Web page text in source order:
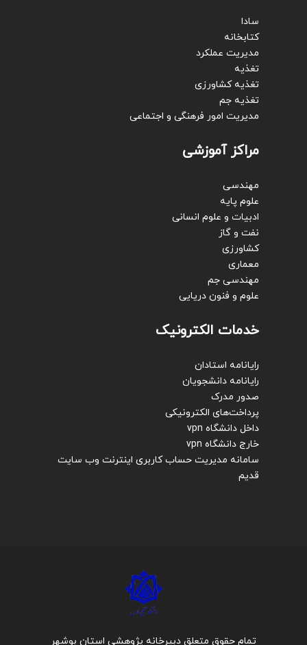
سادا
کتابخانه
مدیریت عملکرد
تغذیه
تغذیه کشاورزی
تغذیه جم
مدیریت امور فرهنگی و اجتماعی
مراکز آموزشی
مهندسی
علوم پایه
ادبیات و علوم انسانی
نفت و گاز
کشاورزی
معماری
مهندسی جم
علوم و فنون دریایی
خدمات الکترونیک
رایانامه استادان
رایانامه دانشجویان
صدور مدرک
پرداخت‌های الکترونیکی
داخل دانشگاه vpn
خارج دانشگاه vpn
سامانه مدیریت حساب کاربری اینترنت وب سایت
قدیم
تمام حقوق متعلق دبیرخانه پژوهشی استان بوشهر